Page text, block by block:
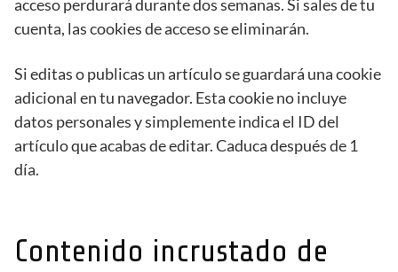
acceso perdurará durante dos semanas. Si sales de tu
cuenta, las cookies de acceso se eliminarán.
Si editas o publicas un artículo se guardará una cookie
adicional en tu navegador. Esta cookie no incluye
datos personales y simplemente indica el ID del
artículo que acabas de editar. Caduca después de 1
día.
Contenido incrustado de